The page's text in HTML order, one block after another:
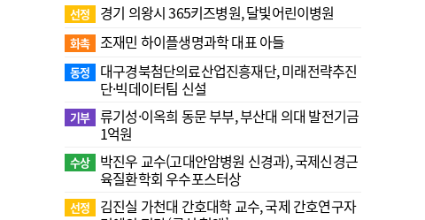
선정 경기 의왕시 365키즈병원, 달빛어린이병원
화촉 조재민 하이플생명과학 대표 아들
동정
대구경북첨단의료산업진흥재단, 미래전략추진
단·빅데이터팀 신설
기부 류기성·이옥희 동문 부부, 부산대 의대 발전기금
1억원
수상
박진우 교수(고대안암병원 신경과), 국제신경근
육질환학회 우수포스터상
선정
김진실 가천대 간호대학 교수, 국제 간호연구자